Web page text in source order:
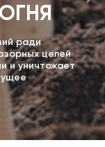
ради
целей
и уничтожает